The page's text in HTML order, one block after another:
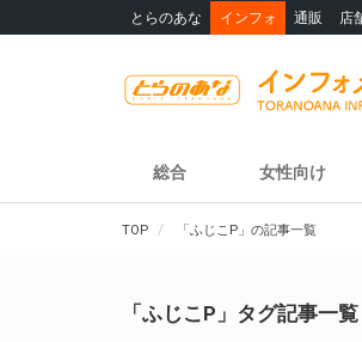
とらのあな インフォ 通販 店
総合 女性向け
TOP 「ふじこP」の記事一覧
「ふじこP」タグ記事一覧